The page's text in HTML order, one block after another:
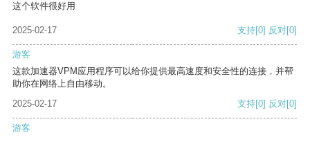
这个软件很好用
2025-02-17 支持[0] 反对[0]
游客
这款加速器VPM应用程序可以给你提供最高速度和安全性的连接，并帮
助你在网络上自由移动。
2025-02-17
支持[0] 反对[0]
游客